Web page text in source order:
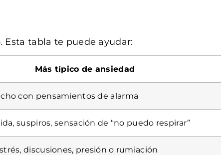
tabla te puede ayudar:
Más típico de ansiedad
con pensamientos de alarma
suspiros, sensación de “no puedo respirar”
discusiones, presión o rumiación